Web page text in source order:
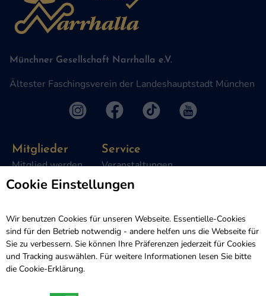
Münchner Gesellschaft Narrhalla e.V.
Ältester Faschingsverein der Landeshauptstadt München
Mitglieder
Mitglied werden
Satzung
Intern
Service
Veranstaltungen
Presse
Kontakt
Sponsoren
Freunde und Unterstützer
Spenden
Cookie Einstellungen
Wir benutzen Cookies für unseren Webseite. Essentielle-Cookies
sind für den Betrieb notwendig - andere helfen uns die Webseite für
Sie zu verbessern. Sie können Ihre Präferenzen jederzeit für Cookies
und Tracking auswählen. Für weitere Informationen lesen Sie bitte
die Cookie-Erklärung.